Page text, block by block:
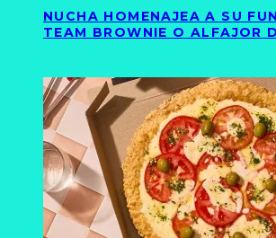
NUCHA HOMENAJEA A SU
TEAM BROWNIE O ALFAJOR